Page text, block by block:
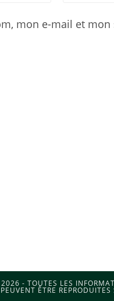
mon e-mail et
- TOUTES LES
ÊTRE